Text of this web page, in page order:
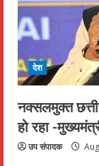
देश
नक्सलमुक्त
हो रहा -
उप संपादक